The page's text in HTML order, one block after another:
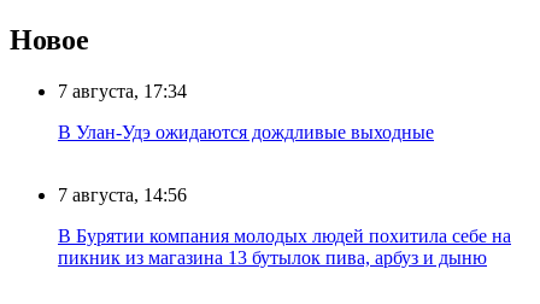
Новое
7 августа, 17:34
В Улан-Удэ ожидаются дождливые выходные
7 августа, 14:56
В Бурятии компания молодых людей похитила себе на
пикник из магазина 13 бутылок пива, арбуз и дыню